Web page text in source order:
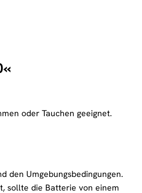
oder Tauchen geeignet.
den Umgebungsbedingungen.
sollte die Batterie von einem